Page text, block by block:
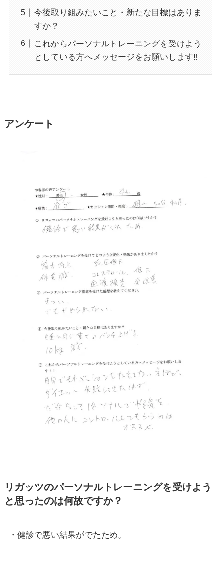
今後取り組みたいこと・新たな目標はありま
すか？
これからパーソナルトレーニングを受けよう
としている方へメッセージをお願いします‼
アンケート
リガッツのパーソナルトレーニングを受けよう
と思ったのは何故ですか？
・健診で悪い結果がでたため。